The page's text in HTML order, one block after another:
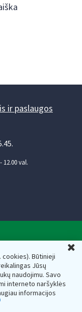
cookies). Būtinieji
Jūsų
naudojimu. Savo
interneto naršyklės
informacijos
ir paslaugos
val.
el.paštas:
prie Lietuvos
Juridinių